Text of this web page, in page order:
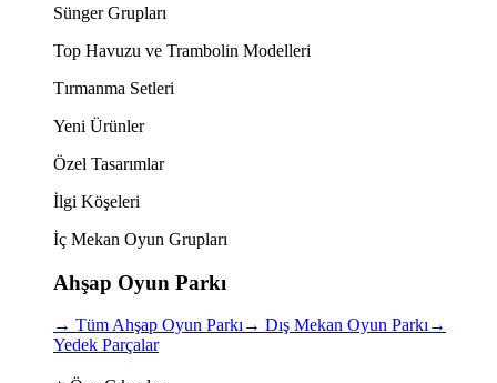
Sünger Grupları
Top Havuzu ve Trambolin Modelleri
Tırmanma Setleri
Yeni Ürünler
Özel Tasarımlar
İlgi Köşeleri
İç Mekan Oyun Grupları
Ahşap Oyun Parkı
→ Tüm Ahşap Oyun Parkı→ Dış Mekan Oyun Parkı→
Yedek Parçalar